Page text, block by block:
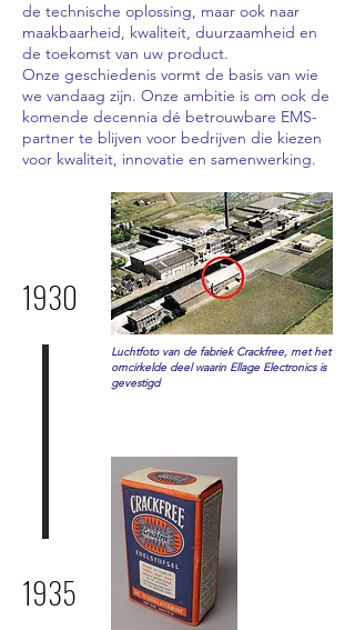
de technische oplossing, maar ook naar
maakbaarheid, kwaliteit, duurzaamheid en
de toekomst van uw product.
Onze geschiedenis vormt de basis van wie
we vandaag zijn. Onze ambitie is om ook de
komende decennia dé betrouwbare EMS-
partner te blijven voor bedrijven die kiezen
voor kwaliteit, innovatie en samenwerking.
1930
1935
Luchtfoto van de fabriek Crackfree, met het
omcirkelde deel waarin Ellage Electronics is
gevestigd